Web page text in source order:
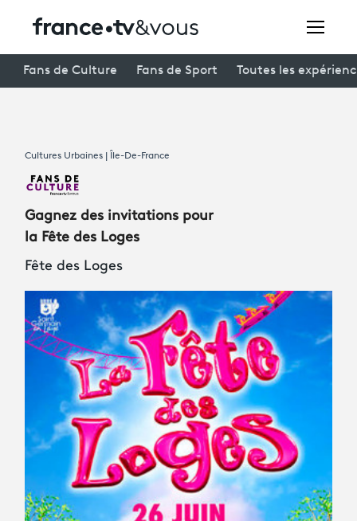
connexion
Avantages fidélité
À la une
Participer et assister à une émission
À votre écoute
Productions et innovation
Programme
Fans de Culture Fans de Sport Toutes les
Cultures Urbaines | Île-De-France
Gagnez des invitations pour
la Fête des Loges
Fête des Loges